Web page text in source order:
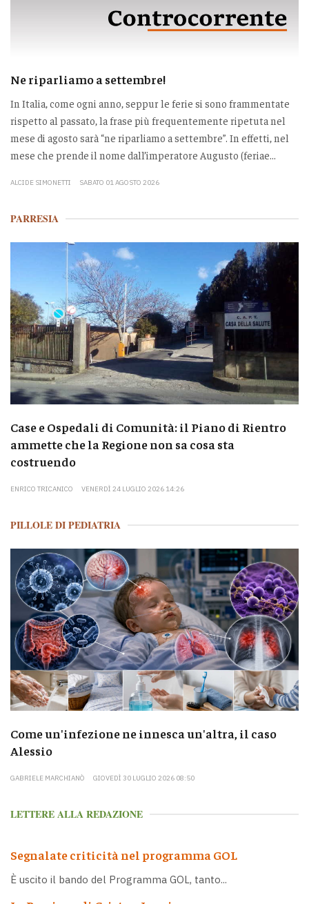
Ne riparliamo a settembre!
In Italia, come ogni anno, seppur le ferie si sono frammentate
rispetto al passato, la frase più frequentemente ripetuta nel
mese di agosto sarà “ne riparliamo a settembre”. In effetti, nel
mese che prende il nome dall’imperatore Augusto (feriae...
ALCIDE SIMONETTI SABATO 01 AGOSTO 2026
PARRESIA
Case e Ospedali di Comunità: il Piano di Rientro
ammette che la Regione non sa cosa sta
costruendo
ENRICO TRICANICO VENERDÌ 24 LUGLIO 2026 14:26
PILLOLE DI PEDIATRIA
Come un'infezione ne innesca un'altra, il caso
Alessio
GABRIELE MARCHIANÒ GIOVEDÌ 30 LUGLIO 2026 08:50
LETTERE ALLA REDAZIONE
Segnalate criticità nel programma GOL
È uscito il bando del Programma GOL, tanto...